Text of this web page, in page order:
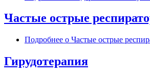
Частые острые
Подробнее о Частые острые
Гирудотерапия